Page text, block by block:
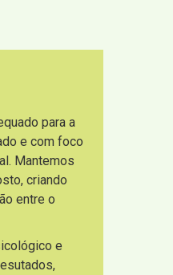
para a
e com foco
Mantemos
criando
entre o
e